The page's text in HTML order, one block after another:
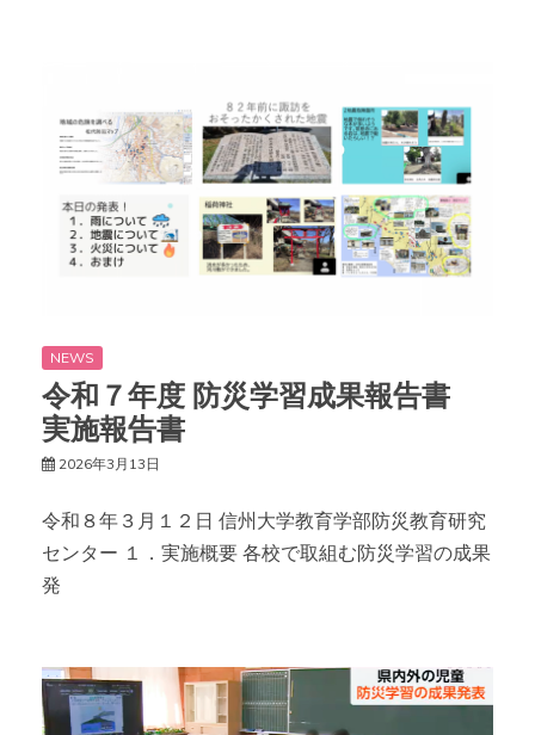
NEWS
令和７年度 防災学習成果報告書
実施報告書
2026年3月13日
令和８年３月１２日 信州大学教育学部防災教育研究
センター １．実施概要 各校で取組む防災学習の成果
発